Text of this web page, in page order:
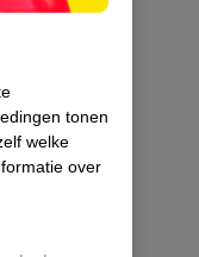
tonen
welke
over